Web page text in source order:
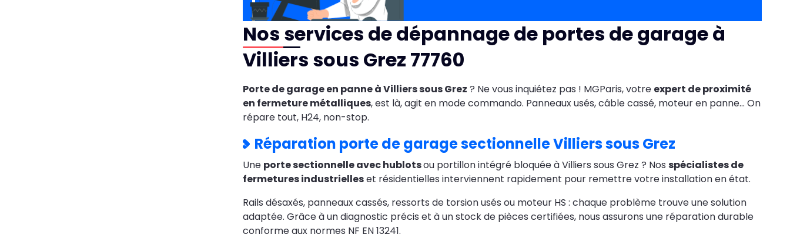
Nos services de dépannage de portes de garage à
Villiers sous Grez 77760
Porte de garage en panne à Villiers sous Grez ? Ne vous inquiétez pas ! MGParis, votre expert de proximité
en fermeture métalliques, est là, agit en mode commando. Panneaux usés, câble cassé, moteur en panne… On
répare tout, H24, non-stop.
Réparation porte de garage sectionnelle Villiers sous Grez
Une porte sectionnelle avec hublotsou portillon intégré bloquée à Villiers sous Grez ? Nos spécialistes de
fermetures industrielleset résidentielles interviennent rapidement pour remettre votre installation en état.
Rails désaxés, panneaux cassés, ressorts de torsion usés ou moteur HS : chaque problème trouve une solution
adaptée. Grâce à un diagnostic précis et à un stock de pièces certifiées, nous assurons une réparation durable
conforme aux normes NF EN 13241.